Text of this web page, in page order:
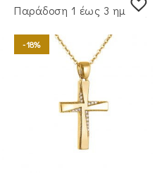
Παράδoση 1 έως 3 ημέρες
-18%